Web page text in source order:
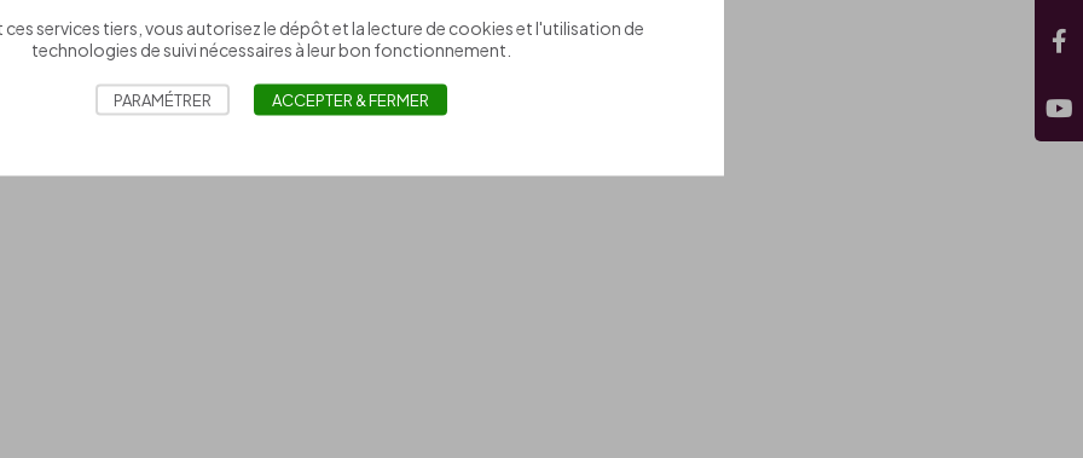
ces services tiers, vous autorisez le dépôt et la lecture de cookies et l'utilisation de
technologies de suivi nécessaires à leur bon fonctionnement.
PARAMÉTRER ACCEPTER & FERMER